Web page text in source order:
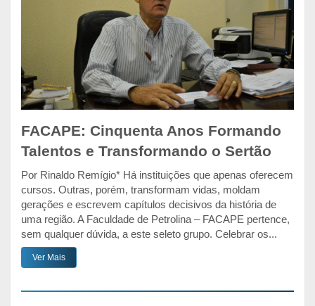
FACAPE: Cinquenta Anos Formando
Talentos e Transformando o Sertão
Por Rinaldo Remígio* Há instituições que apenas oferecem
cursos. Outras, porém, transformam vidas, moldam
gerações e escrevem capítulos decisivos da história de
uma região. A Faculdade de Petrolina – FACAPE pertence,
sem qualquer dúvida, a este seleto grupo. Celebrar os...
Ver Mais